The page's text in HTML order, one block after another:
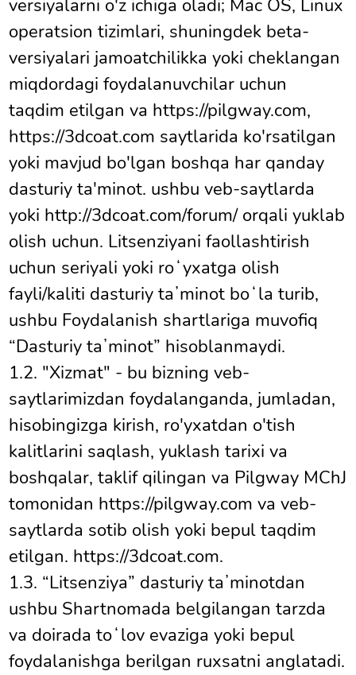
versiyalarni o'z ichiga oladi; Mac OS, Linux
operatsion tizimlari, shuningdek beta-
versiyalari jamoatchilikka yoki cheklangan
miqdordagi foydalanuvchilar uchun
taqdim etilgan va https://pilgway.com,
https://3dcoat.com saytlarida ko'rsatilgan
yoki mavjud bo'lgan boshqa har qanday
dasturiy ta'minot. ushbu veb-saytlarda
yoki http://3dcoat.com/forum/ orqali yuklab
olish uchun. Litsenziyani faollashtirish
uchun seriyali yoki roʻyxatga olish
fayli/kaliti dasturiy taʼminot boʻla turib,
ushbu Foydalanish shartlariga muvofiq
“Dasturiy taʼminot” hisoblanmaydi.
1.2. "Xizmat" - bu bizning veb-
saytlarimizdan foydalanganda, jumladan,
hisobingizga kirish, ro'yxatdan o'tish
kalitlarini saqlash, yuklash tarixi va
boshqalar, taklif qilingan va Pilgway MChJ
tomonidan https://pilgway.com va veb-
saytlarda sotib olish yoki bepul taqdim
etilgan. https://3dcoat.com.
1.3. “Litsenziya” dasturiy taʼminotdan
ushbu Shartnomada belgilangan tarzda
va doirada toʻlov evaziga yoki bepul
foydalanishga berilgan ruxsatni anglatadi.